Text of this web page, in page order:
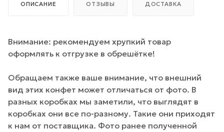
ОПИСАНИЕ ОТЗЫВЫ ДОСТАВКА
Внимание: рекомендуем хрупкий товар
оформлять к отгрузке в обрешётке!
Обращаем также ваше внимание, что внешний
вид этих конфет может отличаться от фото. В
разных коробках мы заметили, что выглядят в
коробках они все по-разному. Такие они приходят
к нам от поставщика. Фото ранее полученной